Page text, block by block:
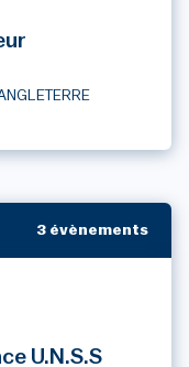
3 évènements
U.N.S.S